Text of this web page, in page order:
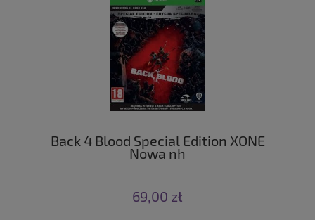
Back 4 Blood Special Edition XONE
Nowa nh
69,00 zł